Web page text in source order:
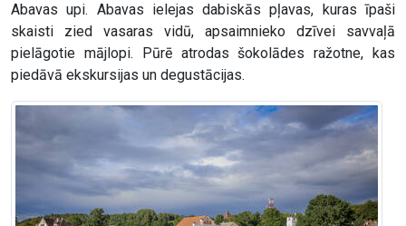
Abavas upi. Abavas ielejas dabiskās pļavas, kuras īpaši
skaisti zied vasaras vidū, apsaimnieko dzīvei savvaļā
pielāgotie mājlopi. Pūrē atrodas šokolādes ražotne, kas
piedāvā ekskursijas un degustācijas.